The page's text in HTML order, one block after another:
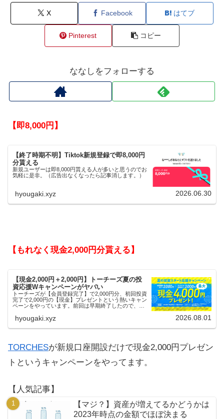
X Facebook はてブ
Pinterest コピー
ななしをフォローする
【即8,000円】
【終了時期不明】Tiktok新規登録で即8,000円
分貰える
新規ユーザーは即8,000円貰える人が多いと思うのでお
気軽に是非。（広告出なくなったら記事消します。）
hyougaki.xyz 2026.06.30
【もれなく現金2,000円分貰える】
【現金2,000円＋2,000円】トーチーズ夏の投
資応援Wキャンペーンがヤバい
トーチーズが【会員登録完了】で2,000円分、初回投資
完了で2,000円の【現金】プレゼントという熱いキャン
ペーンをやっています。前回は早期終了したので、使
hyougaki.xyz 2026.08.01
TORCHESが新規口座開設だけで現金2,000円プレゼン
トというキャンペーンをやってます。
【人気記事】
【マジ？】資産が増えてるかどうかは
2023年時点の金額でほぼ決まる